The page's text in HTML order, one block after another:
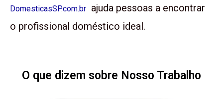
DomesticasSP.com.br ajuda pessoas a encontrar
o profissional doméstico ideal.
O que dizem sobre Nosso Trabalho